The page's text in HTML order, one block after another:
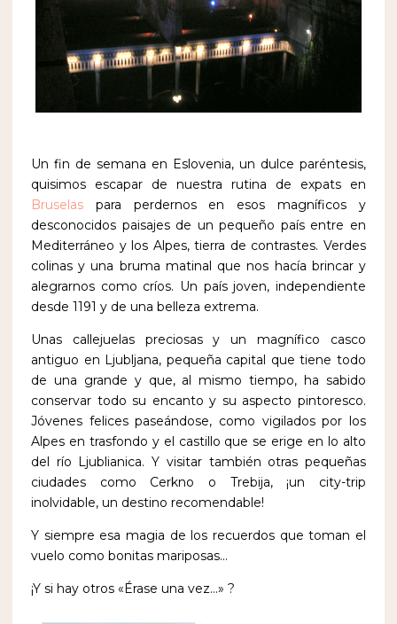
Un fin de semana en Eslovenia, un dulce paréntesis,
quisimos escapar de nuestra rutina de expats en
Bruselaspara perdernos en esos magníficos y
desconocidos paisajes de un pequeño país entre en
Mediterráneo y los Alpes, tierra de contrastes. Verdes
colinas y una bruma matinal que nos hacía brincar y
alegrarnos como críos. Un país joven, independiente
desde 1191 y de una belleza extrema.
Unas callejuelas preciosas y un magnífico casco
antiguo en Ljubljana, pequeña capital que tiene todo
de una grande y que, al mismo tiempo, ha sabido
conservar todo su encanto y su aspecto pintoresco.
Jóvenes felices paseándose, como vigilados por los
Alpes en trasfondo y el castillo que se erige en lo alto
del río Ljublianica. Y visitar también otras pequeñas
ciudades como Cerkno o Trebija, ¡un city-trip
inolvidable, un destino recomendable!
Y siempre esa magia de los recuerdos que toman el
vuelo como bonitas mariposas…
¡Y si hay otros «Érase una vez…» ?